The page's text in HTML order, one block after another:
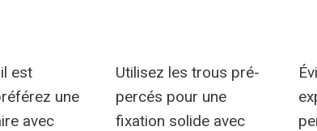
est
une
avec
Utilisez les trous pré-
percés pour une
fixation solide avec